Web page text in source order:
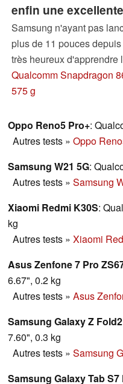
enfin une
Samsung n'ayant pas
plus de 11 pouces
très heureux d'apprendre
S7+, qui s'équipe d'un
rapport de test pour voir
Qualcomm Snapdragon
575 g
Oppo Reno5 Pro+:
Autres tests » Oppo
Samsung W21 5G:
Autres tests » Samsung
Xiaomi Redmi K30S:
kg
Autres tests » Xiaomi
Asus Zenfone 7 Pro
6.67", 0.2 kg
Autres tests » Asus
Samsung Galaxy Z
7.60", 0.3 kg
Autres tests » Samsung
Samsung Galaxy Tab S7